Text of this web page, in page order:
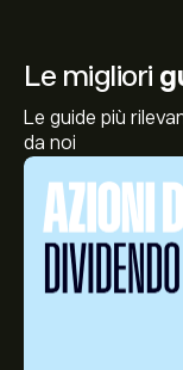
Le migliori
Le guide più
da noi